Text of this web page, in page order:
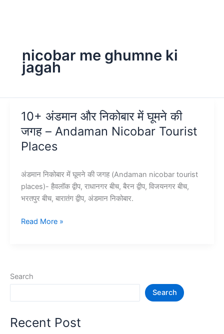
nicobar me ghumne ki
jagah
10+ अंडमान और निकोबार में घूमने की
जगह – Andaman Nicobar Tourist
Places
अंडमान निकोबार में घूमने की जगह (Andaman nicobar tourist
places)- हैवलॉक द्वीप, राधानगर बीच, बैरन द्वीप, विजयनगर बीच,
भरतपुर बीच, बारातंग द्वीप, अंडमान निकोबार.
10+
घूमने
Andaman
Read More »
Search
Search
Recent Post